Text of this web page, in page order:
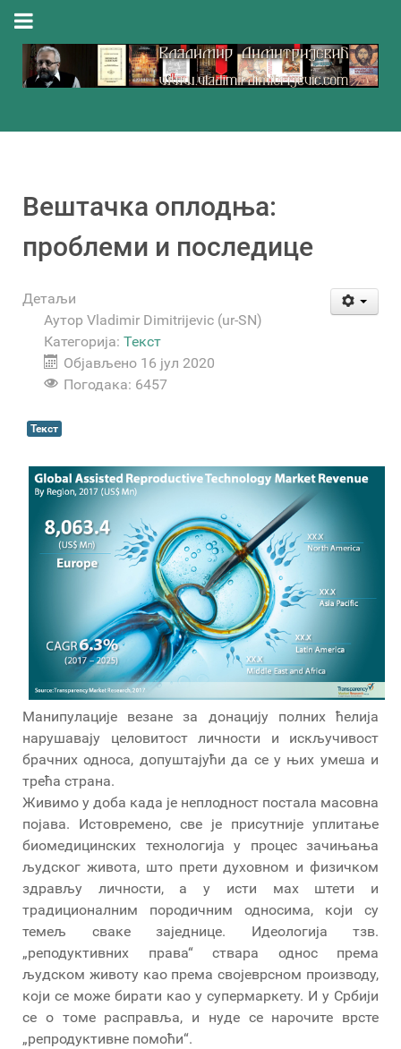
Вештачка оплодња:
проблеми и последице
Детаљи
Аутор Vladimir Dimitrijevic (ur-SN)
Категорија: Текст
Објављено 16 јул 2020
Погодака: 6457
Текст
Манипулације везане за донацију полних ћелија
нарушавају целовитост личности и искључивост
брачних односа, допуштајући да се у њих умеша и
трећа страна.
Живимо у доба када је неплодност постала масовна
појава. Истовремено, све је присутније уплитање
биомедицинских технологија у процес зачињања
људског живота, што прети духовном и физичком
здрављу личности, а у исти мах штети и
традиционалним породичним односима, који су
темељ сваке заједнице. Идеологија тзв.
„реподуктивних права“ ствара однос према
људском животу као према својеврсном производу,
који се може бирати као у супермаркету. И у Србији
се о томе расправља, и нуде се нарочите врсте
„репродуктивне помоћи“.